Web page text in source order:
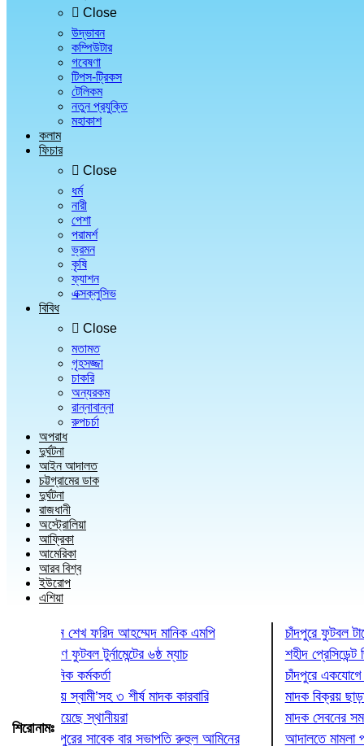
Close
উদ্ভাবন
কম্পিউটার
গবেষণা
টিপস-ট্রিকস
টেলিকম
নতুন প্রযুক্তি
মহাকাশ
কলাম
ফিচার
Close
ধর্ম
নারী
পেশা
পরামর্শ
ভ্রমন
কৃষি
ফ্যাশন
এক্সক্লুসিভ
বিবিধ
Close
মতামত
গৃহসজ্জা
চাকরি
অন্যরকম
রান্নাবান্না
রুপচর্চা
অপরাধ
দুর্ঘটনা
আইন আদালত
চট্টগ্রামের ডাক
দুর্ঘটনা
রাজধানী
অস্ট্রোলিয়া
আফ্রিকা
আমেরিকা
আরব বিশ্ব
ইউরোপ
এশিয়া
শিরোনামঃ
করলেন শেখ ফরিদ আহম্মেদ মানিক এমপি
স্মরণে ফুটবল টুর্নামেন্টের ৬ষ্ঠ ম্যাচ
কর্মকর্তা
মা মেয়ে স্বামী’সহ ৩ শীর্ষ মাদক কারবারি
দিয়েছে স্থানীয়রা
মৃত্যু চাঁদপুরের সাবেক বার সভাপতি রুহুল আমিনের
চাঁদপুরে ফুটবল
শহীদ প্রেসিডেন্ট
চাঁদপুরে একযোগে
মাদক বিক্রয়
মাদক সেবনের সময়
আদালতে মামলা